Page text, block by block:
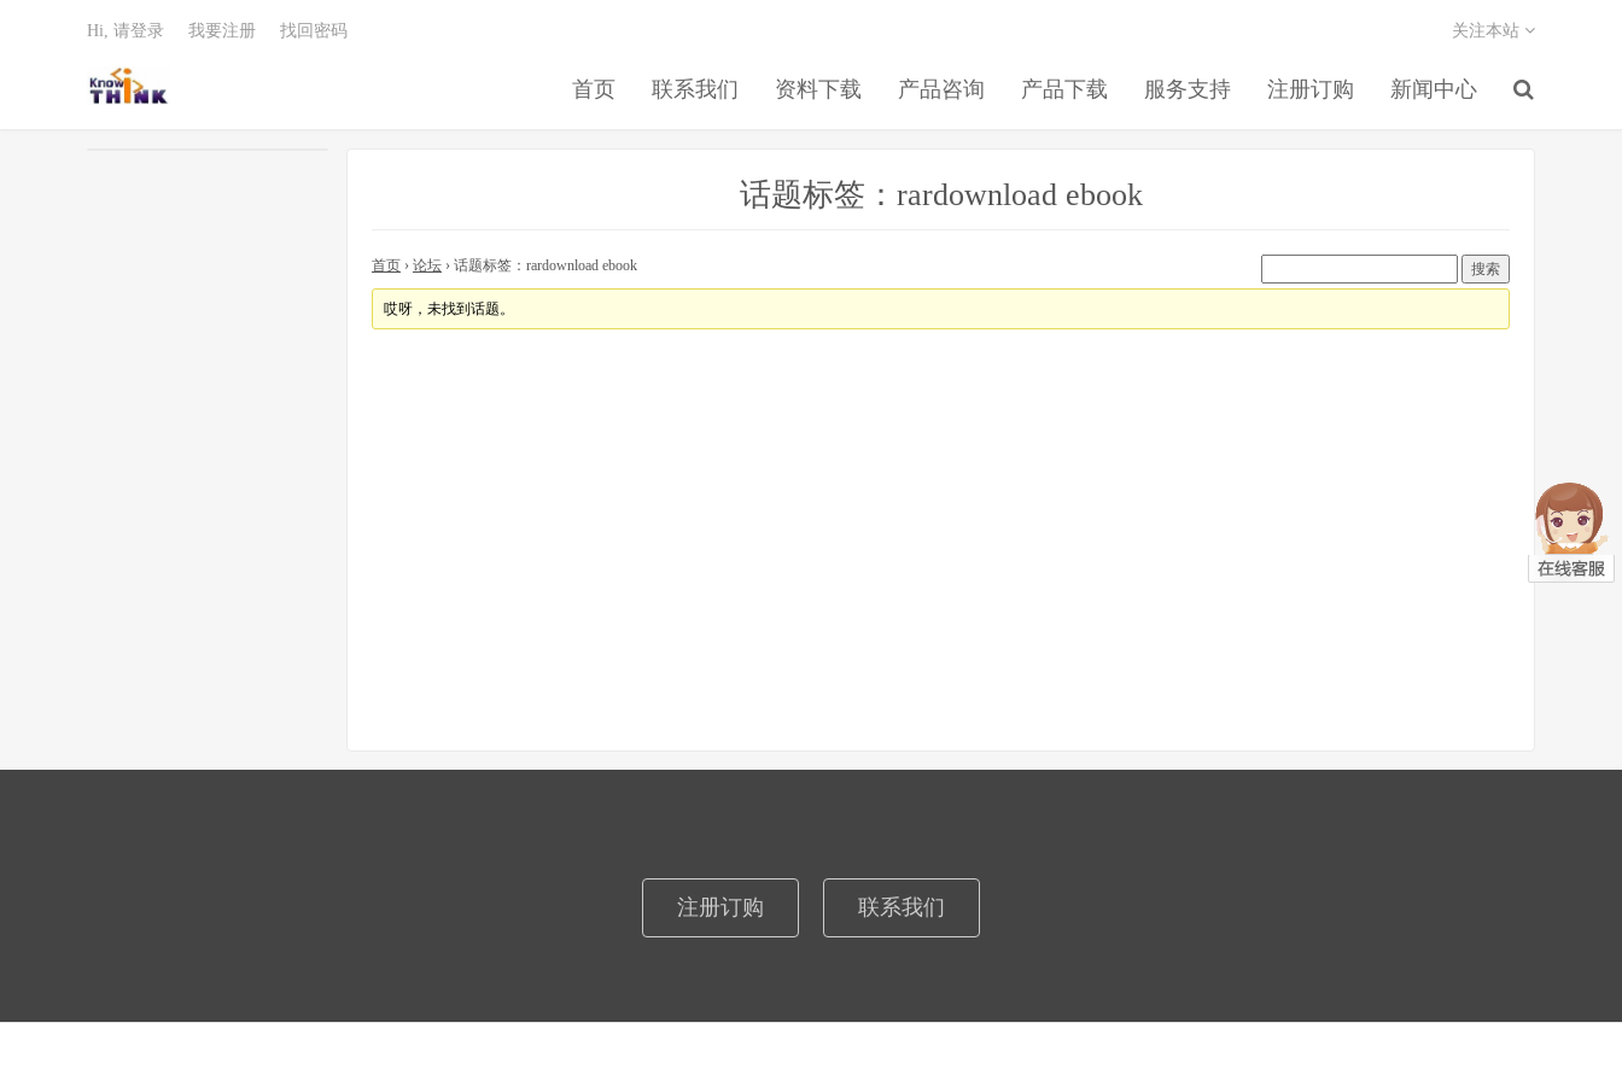
首页 联系我们 资料下载 产品咨询 产品下载 服务支持 注册订购 新闻中心
关注本站
Hi, 请登录 我要注册 找回密码
话题标签：rardownload ebook
首页 › 论坛 › 话题标签：rardownload ebook
哎呀，未找到话题。
注册订购 联系我们